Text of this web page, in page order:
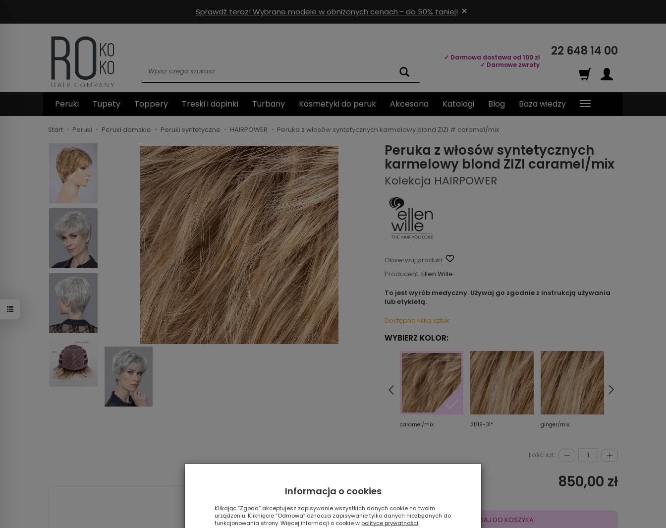
Sprawdź teraz! Wybrane modele w obniżonych cenach - do 50% taniej! ×
✓ Darmowa dostawa od 100 zł
✓ Darmowe zwroty
22 648 14 00
Peruki Tupety Toppery Treski i dopinki Turbany Kosmetyki do peruk Akcesoria Katalogi Blog Baza wiedzy
Start Peruki Peruki damskie Peruki syntetyczne HAIRPOWER Peruka z włosów syntetycznych karmelowy blond ZIZI # caramel/mix
Peruka z włosów syntetycznych
karmelowy blond ZIZI caramel/mix
Kolekcja HAIRPOWER
Obserwuj produkt:
Producent: Ellen Wille
To jest wyrób medyczny. Używaj go zgodnie z instrukcją używania
lub etykietą.
Dostępne kilka sztuk
WYBIERZ KOLOR:
caramel/mix 31/19-31* ginger/mix
Ilość szt.:
850,00 zł
DODAJ DO KOSZYKA
Informacja o cookies
Klikając “Zgoda” akceptujesz zapisywanie wszystkich danych cookie na twoim
urządzeniu. Kliknięcie “Odmowa” oznacza zapisywanie tylko danych niezbędnych do
funkcjonowania strony. Więcej informacji o cookie w polityce prywatności.